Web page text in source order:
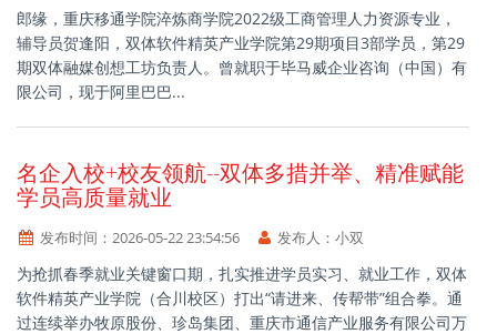
郎缘，重庆移通学院淬炼商学院2022级工商管理人力资源专业，
辅导员贺逢阳，双体软件精英产业学院第29期项目3部学员，第29
期双体融媒创想工坊负责人。曾就职于毕马威企业咨询（中国）有
限公司，现于阿里巴巴...
名企入校+校友领航--双体多措并举、精准赋能
学员高质量就业
发布时间： 2026-05-22 23:54:56 发布人： 小双
为抢抓春季就业关键窗口期，扎实推进学员实习、就业工作，双体
软件精英产业学院（合川校区）打出“请进来、传帮带”组合拳。通
过连续举办牧原股份、珍岛集团、重庆市通信产业服务有限公司万